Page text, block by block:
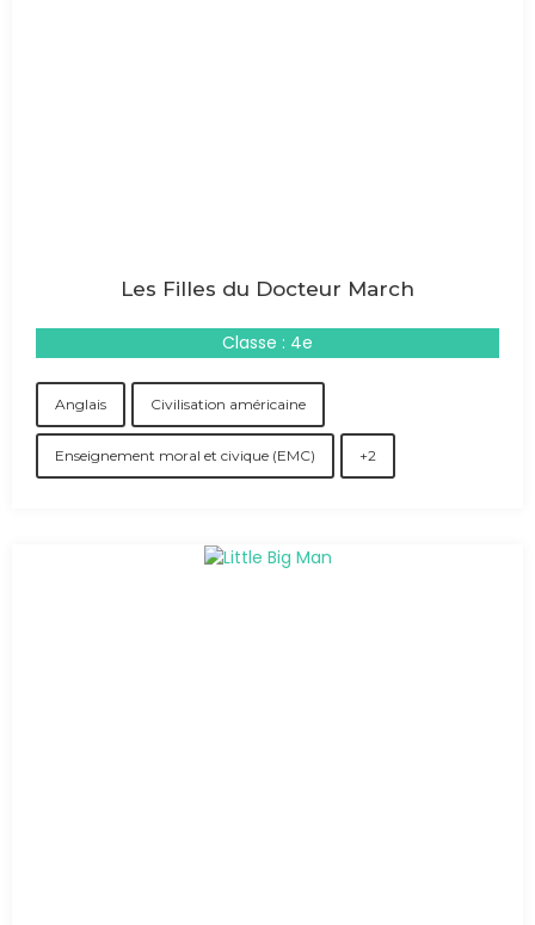
Les Filles du Docteur March
Classe : 4e
Anglais Civilisation américaine
Enseignement moral et civique (EMC) +2